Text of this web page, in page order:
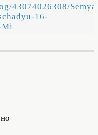
43074026308/
16-